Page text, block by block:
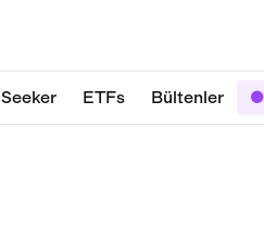
Seeker ETFs Bültenler